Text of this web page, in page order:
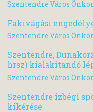
Szentendre Város
Fakivágási
Szentendre Város
Szentendre,
hrsz) kialakítandó
Szentendre Város
Szentendre izbégi
kikérése